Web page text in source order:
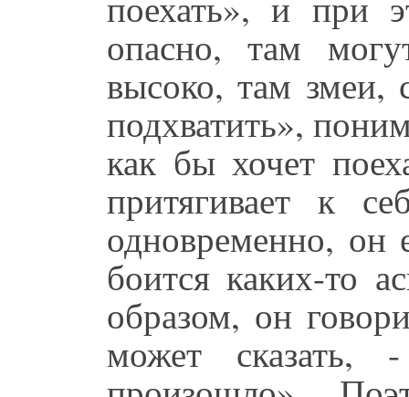
опасно, там
высоко, там
подхватить»,
как бы хочет
притягивает к
одновременно, он
боится каких-то
образом, он
может